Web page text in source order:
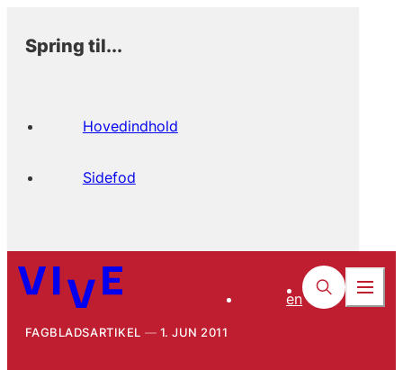
Spring til...
Hovedindhold
Sidefod
en
FAGBLADSARTIKEL 1. JUN 2011